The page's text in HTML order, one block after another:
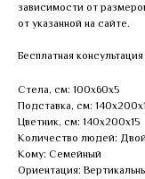
зависимости от
от указанной на сайте.
Бесплатная
Стела, см: 100х60х5
Подставка, см:
Цветник, см: 140х200х15
Количество людей:
Кому: Семейный
Ориентация: